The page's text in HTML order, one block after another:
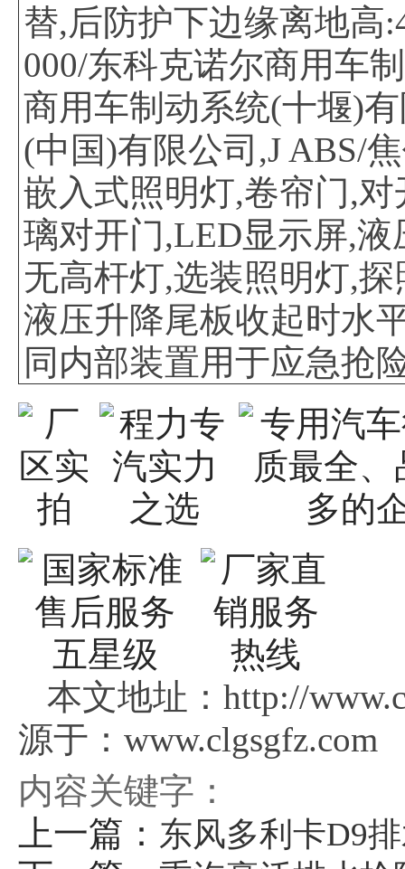
替,后防护下边缘离地高
000/东科克诺尔商用车
商用车制动系统(十堰)
(中国)有限公司,J ABS/
嵌入式照明灯,卷帘门,
璃对开门,LED显示屏,
无高杆灯,选装照明灯,
液压升降尾板收起时水
同内部装置用于应急抢
本文地址：http://
源于：www.clgsgfz.com
内容关键字：
上一篇： 东风多利卡D9